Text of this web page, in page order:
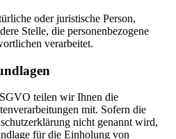
oder juristische Person,
Stelle, die personenbezogene
verarbeitet.
teilen wir Ihnen die
mit. Sofern die
nicht genannt wird,
für die Einholung von